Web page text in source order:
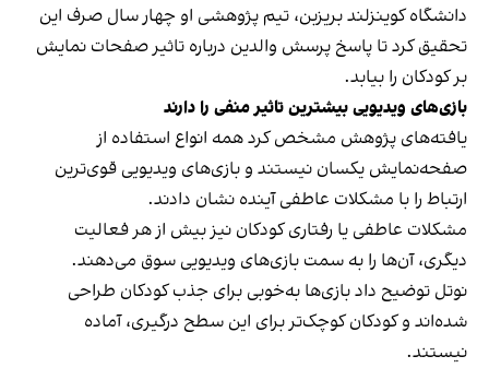
دانشگاه کوینزلند بریزبن، تیم پژوهشی او چهار سال صرف این
تحقیق کرد تا پاسخ پرسش والدین درباره تاثیر صفحات نمایش
بر کودکان را بیابد.
بازی‌های ویدیویی بیشترین تاثیر منفی را دارند
یافته‌های پژوهش مشخص کرد همه انواع استفاده از
صفحه‌نمایش یکسان نیستند و بازی‌های ویدیویی قوی‌ترین
ارتباط را با مشکلات عاطفی آینده نشان دادند.
مشکلات عاطفی یا رفتاری کودکان نیز بیش از هر فعالیت
دیگری، آن‌ها را به سمت بازی‌های ویدیویی سوق می‌دهند.
نوتل توضیح داد بازی‌ها به‌خوبی برای جذب کودکان طراحی
شده‌اند و کودکان کوچک‌تر برای این سطح درگیری، آماده
نیستند.